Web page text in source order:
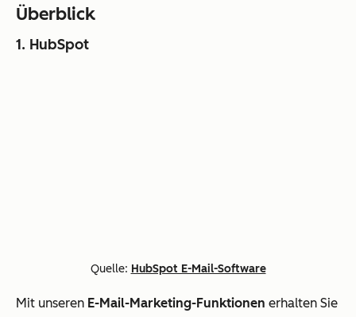
Überblick
1. HubSpot
Quelle: HubSpot E-Mail-Software
Mit unseren E-Mail-Marketing-Funktionen erhalten Sie